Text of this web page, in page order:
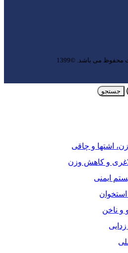
می باشد. ©1399
جستجو
اشتها و چاقی
و کاهش وزن
ایمنی
ناخن